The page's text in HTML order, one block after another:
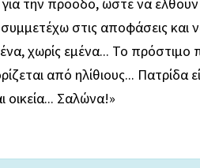
την πρόοδο, ώστε να
στις αποφάσεις και
χωρίς εμένα... Το
από ηλίθιους...
Σαλώνα!»